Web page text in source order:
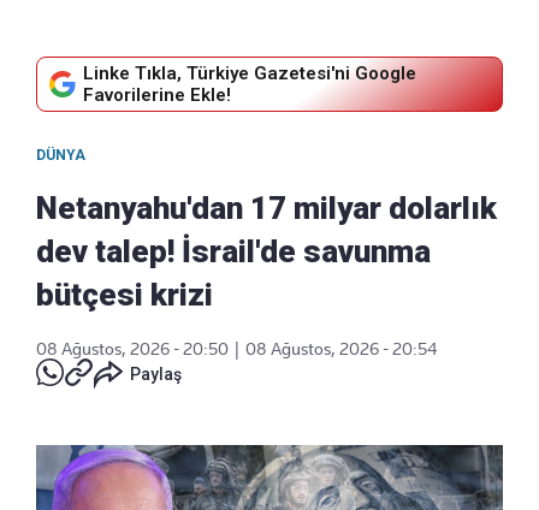
Linke Tıkla, Türkiye Gazetesi'ni Google
Favorilerine Ekle!
DÜNYA
Netanyahu'dan 17 milyar dolarlık
dev talep! İsrail'de savunma
bütçesi krizi
08 Ağustos, 2026 - 20:50
08 Ağustos, 2026 - 20:54
Paylaş